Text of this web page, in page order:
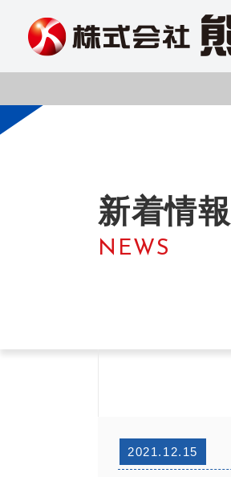
新着情報
NEWS
2021.12.15